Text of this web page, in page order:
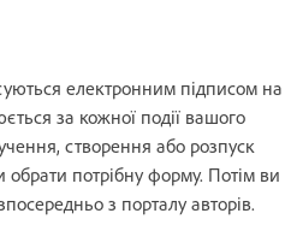
електронним підписом на
за кожної події вашого
створення або розпуск
потрібну форму. Потім ви
з порталу авторів.